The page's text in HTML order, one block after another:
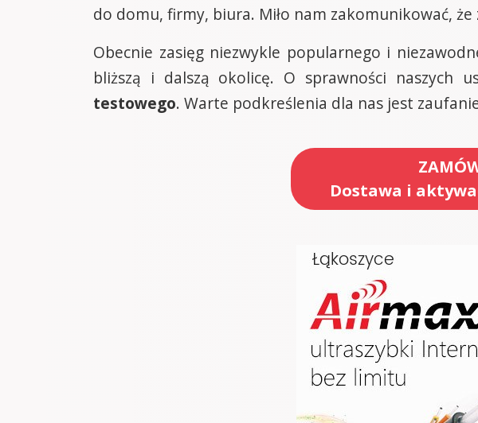
do domu, firmy, biura. Miło nam zakomunikować, że
Obecnie zasięg niezwykle popularnego i
bliższą i dalszą okolicę. O sprawności naszych
testowego. Warte podkreślenia dla nas jest
Dostawa i